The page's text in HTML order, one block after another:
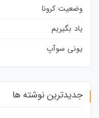
وضعیت کرونا
یاد بگیریم
یونی سوآپ
جدیدترین نوشته ها